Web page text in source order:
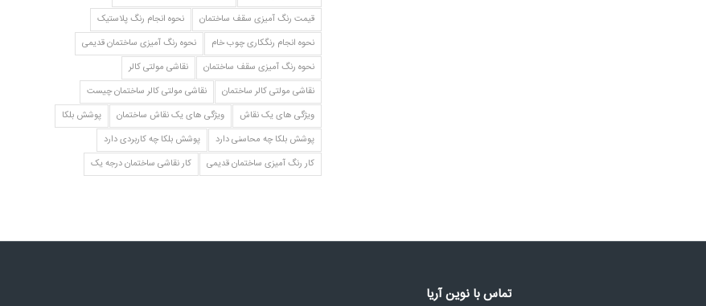
قیمت رنگ آمیزی سقف ساختمان
نحوه انجام رنگ پلاستیک
نحوه انجام رنگکاری چوب خام
نحوه رنگ آمیزی ساختمان قدیمی
نحوه رنگ آمیزی سقف ساختمان
نقاشی مولتی کالر
نقاشی مولتی کالر ساختمان
نقاشی مولتی کالر ساختمان چیست
ویژگی های یک نقاش
ویژگی های یک نقاش ساختمان
پوشش بلکا
پوشش بلکا چه محاسنی دارد
پوشش بلکا چه کاربردی دارد
کار رنگ آمیزی ساختمان قدیمی
کار نقاشی ساختمان درجه یک
تماس با نوین آریا